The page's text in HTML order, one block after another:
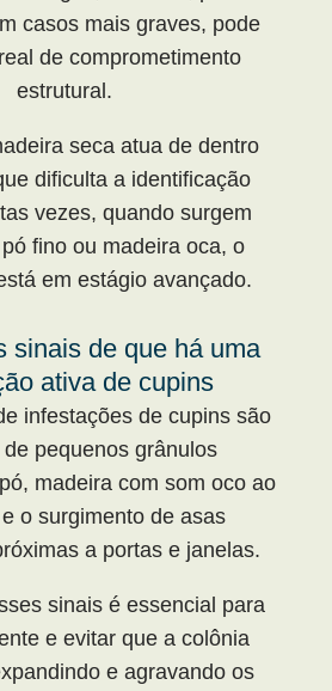
casos mais graves, pode
de comprometimento
estrutural.
seca atua de dentro
dificulta a identificação
vezes, quando surgem
fino ou madeira oca, o
em estágio avançado.
sinais de que há uma
ativa de cupins
infestações de cupins são
pequenos grânulos
madeira com som oco ao
o surgimento de asas
a portas e janelas.
sinais é essencial para
e evitar que a colônia
e agravando os